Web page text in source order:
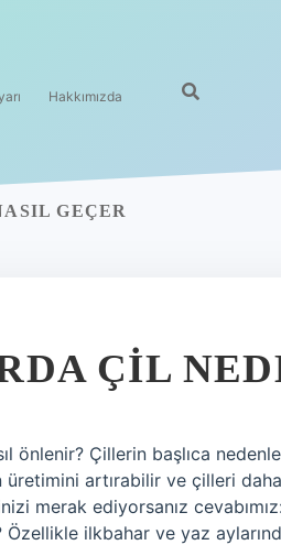
Hakkımızda
GEÇER
ÇIL
önlenir? Çillerin başlıca
üretimini artırabilir ve çilleri
merak ediyorsanız
Özellikle ilkbahar ve yaz